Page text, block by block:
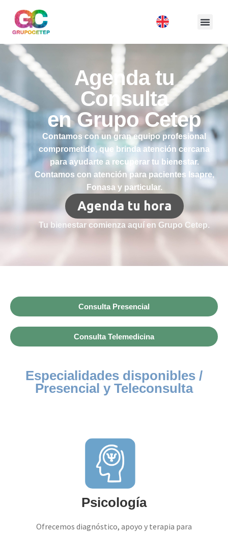
Agenda tu
Consulta
en Grupo Cetep
Contamos con un gran equipo profesional
comprometido, que brinda atención cercana
para ayudarte a recuperar tu bienestar.
Contamos con atención para pacientes Isapre,
Fonasa y particular.
Agenda tu hora
Tu bienestar comienza aquí en Grupo Cetep.
Consulta Presencial
Consulta Telemedicina
Especialidades disponibles /
Presencial y Teleconsulta
Psicología
Ofrecemos diagnóstico, apoyo y terapia para